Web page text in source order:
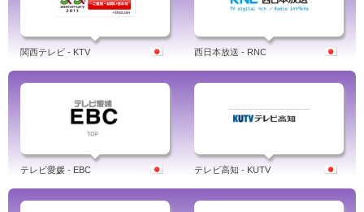
関西テレビ - KTV 西日本放送 - RNC
テレビ愛媛 - EBC テレビ高知 - KUTV